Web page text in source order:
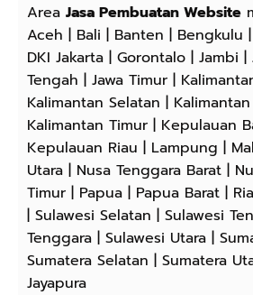
Area Jasa Pembuatan Website
Aceh | Bali | Banten | Bengkulu
DKI Jakarta | Gorontalo | Jambi |
Tengah | Jawa Timur |
Kalimantan Selatan |
Kalimantan Timur | Kepulauan
Kepulauan Riau | Lampung |
Utara | Nusa Tenggara Barat |
Timur | Papua | Papua Barat |
| Sulawesi Selatan | Sulawesi
Tenggara | Sulawesi Utara |
Sumatera Selatan | Sumatera
Jayapura